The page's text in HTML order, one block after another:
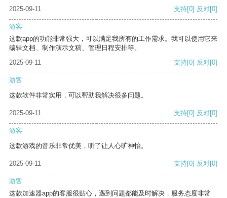
2025-09-11 支持[0] 反对[0]
游客
这款app的功能非常强大，可以满足我所有的工作需求。我可以使用它来
编辑文档、制作演示文稿、管理日程安排等。
2025-09-11
支持[0] 反对[0]
游客
这款软件非常实用，可以帮助我解决很多问题。
2025-09-11 支持[0] 反对[0]
游客
这款游戏的音乐非常优美，听了让人心旷神怡。
2025-09-11 支持[0] 反对[0]
游客
这款加速器app的客服很贴心，遇到问题都能及时解决，服务态度非常